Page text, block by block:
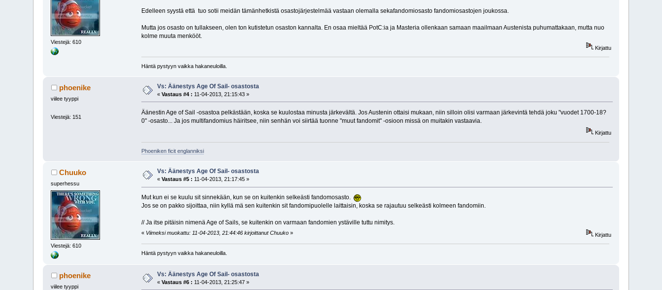
Viestejä: 610
Edelleen syystä että tuo sotii meidän tämänhetkistä osastojärjestelmää vastaan olemalla sekafandomiosasto fandomiosastojen joukossa.
Mutta jos osasto on tullakseen, olen ton kutistetun osaston kannalta. En osaa mieltää PotC:ia ja Masteria ollenkaan samaan maailmaan Austenista puhumattakaan, mutta nuo
kolme muuta menkööt.
Kirjattu
Häntä pystyyn vaikka hakaneuloilla.
phoenike
viilee tyyppi
Viestejä: 151
Vs: Äänestys Age Of Sail- osastosta
«Vastaus #4 : 11-04-2013, 21:15:43 »
Äänestin Age of Sail -osastoa pelkästään, koska se kuulostaa minusta järkevältä. Jos Austenin ottaisi mukaan, niin silloin olisi varmaan järkevintä tehdä joku "vuodet 1700-18?
0" -osasto... Ja jos multifandomius häiritsee, niin senhän voi siirtää tuonne "muut fandomit" -osioon missä on muitakin vastaavia.
Kirjattu
Phoeniken ficit englanniksi
Chuuko
superhessu
Viestejä: 610
Vs: Äänestys Age Of Sail- osastosta
«Vastaus #5 : 11-04-2013, 21:17:45 »
Mut kun ei se kuulu sit sinnekään, kun se on kuitenkin selkeästi fandomosasto.
Jos se on pakko sijoittaa, niin kyllä mä sen kuitenkin sit fandomipuolelle laittaisin, koska se rajautuu selkeästi kolmeen fandomiin.
// Ja itse pitäisin nimenä Age of Sails, se kuitenkin on varmaan fandomien ystäville tuttu nimitys.
« Viimeksi muokattu: 11-04-2013, 21:44:46 kirjoittanut Chuuko» Kirjattu
Häntä pystyyn vaikka hakaneuloilla.
phoenike
viilee tyyppi
Vs: Äänestys Age Of Sail- osastosta
«Vastaus #6 : 11-04-2013, 21:25:47 »